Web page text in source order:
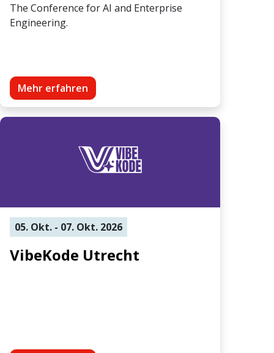
The Conference for AI and Enterprise
Engineering.
Mehr erfahren
05. Okt. - 07. Okt. 2026
VibeKode Utrecht